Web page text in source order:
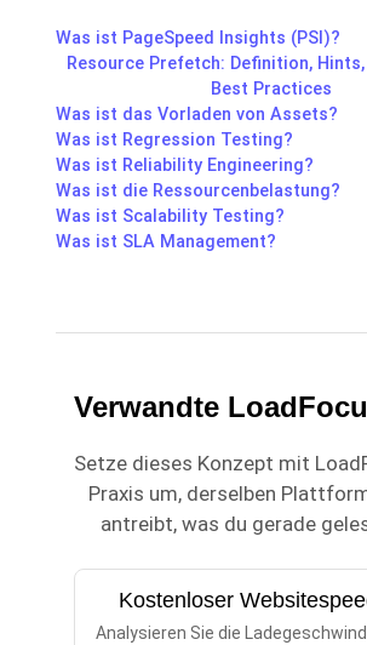
Was ist PageSpeed Insights (PSI)?
Resource Prefetch: Definition,
Best Practices
Was ist das Vorladen von Assets?
Was ist Regression Testing?
Was ist Reliability Engineering?
Was ist die Ressourcenbelastung?
Was ist Scalability Testing?
Was ist SLA Management?
Verwandte
Setze dieses Konzept mit
Praxis um, derselben
antreibt, was du gerade
Kostenloser
Analysieren Sie die